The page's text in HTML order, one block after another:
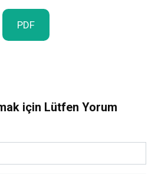
PDF
için Lütfen Yorum